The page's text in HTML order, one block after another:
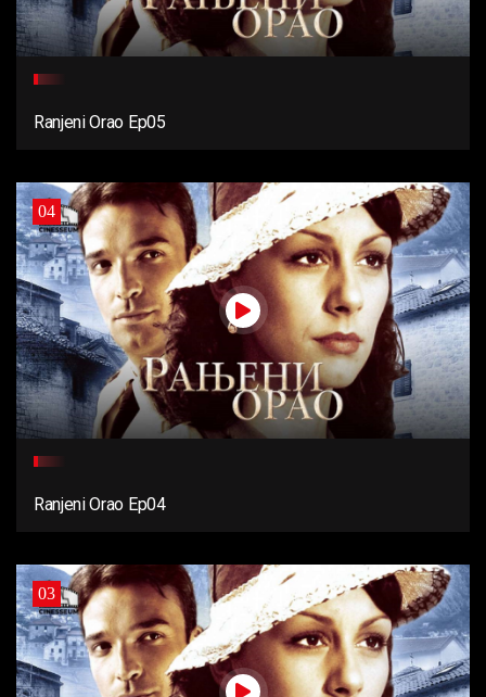
Ranjeni Orao Ep05
04
Ranjeni Orao Ep04
03